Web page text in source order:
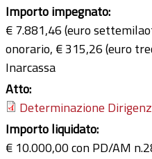
Importo impegnato:
€ 7.881,46 (euro
onorario, € 315,26 (euro
Inarcassa
Atto:
Determinazione
Importo liquidato:
€ 10.000,00 con PD/AM